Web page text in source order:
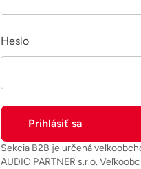
Heslo
Sekcia B2B je určená
AUDIO PARTNER s.r.o.